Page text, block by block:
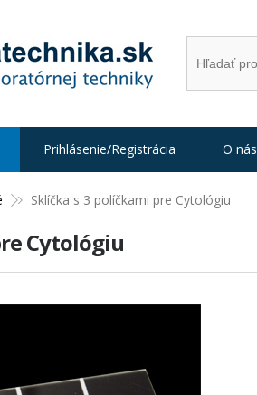
Sklíčka s 3 políčkami pre Cytológiu
Cytológiu
Prihlásenie/Registrácia O nás